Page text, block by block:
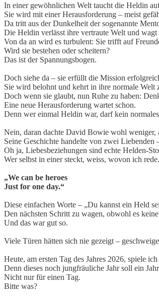
In einer gewöhnlichen Welt taucht die Heldin
Sie wird mit einer Herausforderung – meist
Da tritt aus der Dunkelheit der sogenannte
Die Heldin verlässt ihre vertraute Welt und
Von da an wird es turbulent: Sie trifft auf
Wird sie bestehen oder scheitern?
Das ist der Spannungsbogen.
Doch siehe da – sie erfüllt die Mission
Sie wird belohnt und kehrt in ihre normale Welt
Doch wenn sie glaubt, nun Ruhe zu haben:
Eine neue Herausforderung wartet schon.
Denn wer einmal Heldin war, darf kein
Nein, daran dachte David Bowie wohl weniger,
Seine Geschichte handelte von zwei Liebenden
Oh ja, Liebesbeziehungen sind echte Helden-
Wer selbst in einer steckt, weiss, wovon ich rede.
„We can be heroes
Just for one day.“
Diese einfachen Worte – „Du kannst ein Held
Den nächsten Schritt zu wagen, obwohl es
Und das war gut so.
Viele Türen hätten sich nie gezeigt –
Heute, am ersten Tag des Jahres 2026, spiele
Denn dieses noch jungfräuliche Jahr soll ein
Nicht nur für einen Tag.
Bitte was?